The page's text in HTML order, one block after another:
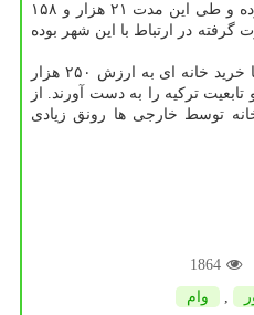
شهر برای خرید خانه در ترکیه بوده و طی این مدت ۲۱ هزار و ۱۵۸
در ارتباط با این شهر بوده
طبق قوانین جدید، اتباع خارجی با خرید خانه ای به ارزش ۲۵۰ هزار
تابعیت ترکیه را به دست آورند. از
توسط خارجی ها رونق زیادی
1864
وام